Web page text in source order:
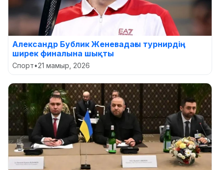
Александр Бублик Женевадағы турнирдің
ширек финалына шықты
Спорт•21 мамыр, 2026